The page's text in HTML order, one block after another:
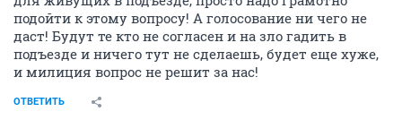
ОТВЕТИТЬ
alex_from_apt351
22 октября 2009